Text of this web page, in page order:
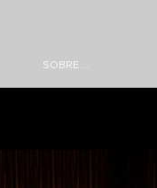
SOBRE ...